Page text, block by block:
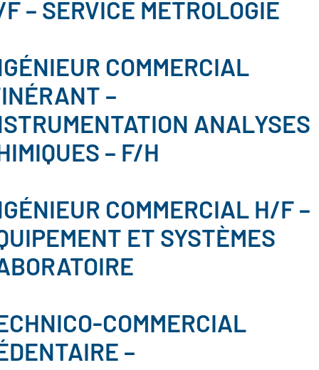
– SERVICE METROLOGIE
COMMERCIAL
–
ANALYSES
– F/H
COMMERCIAL H/F –
ET SYSTÈMES
COMMERCIAL
–